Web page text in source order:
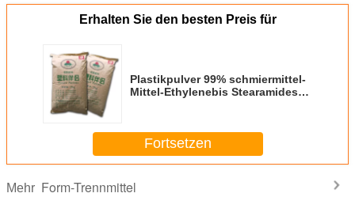
Erhalten Sie den besten Preis für
Plastikpulver 99% schmiermittel-
Mittel-Ethylenebis Stearamides
Fortsetzen
Mehr Form-Trennmittel